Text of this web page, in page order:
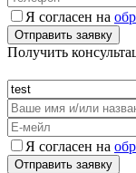
Я согласен на
Получить
Я согласен на